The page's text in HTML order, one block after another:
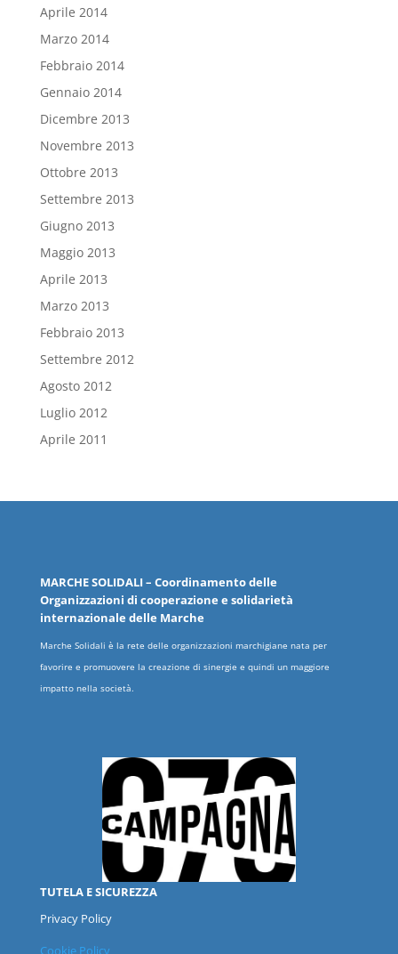
Aprile 2014
Marzo 2014
Febbraio 2014
Gennaio 2014
Dicembre 2013
Novembre 2013
Ottobre 2013
Settembre 2013
Giugno 2013
Maggio 2013
Aprile 2013
Marzo 2013
Febbraio 2013
Settembre 2012
Agosto 2012
Luglio 2012
Aprile 2011
MARCHESOLIDALI– Coordinamento delle
Organizzazioni di cooperazione e solidarietà
internazionale delle Marche
Marche Solidali è la rete delle organizzazioni marchigiane nata per
favorire e promuovere la creazione di sinergie e quindi un maggiore
impatto nella società.
TUTELA E SICUREZZA
Privacy Policy
Cookie Policy